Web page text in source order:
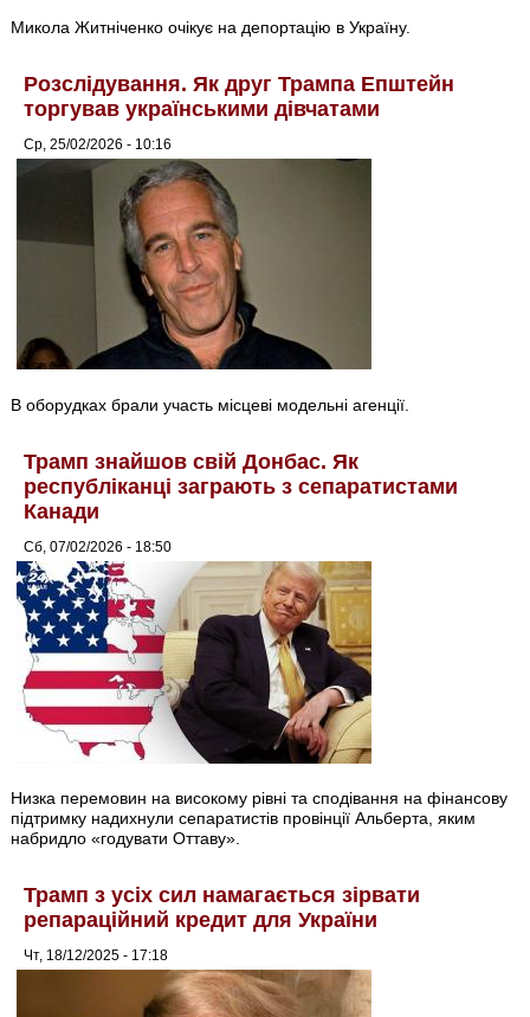
Микола Житніченко очікує на депортацію в Україну.
Розслідування. Як друг Трампа Епштейн
торгував українськими дівчатами
Ср, 25/02/2026 - 10:16
В оборудках брали участь місцеві модельні агенції.
Трамп знайшов свій Донбас. Як
республіканці заграють з сепаратистами
Канади
Сб, 07/02/2026 - 18:50
Низка перемовин на високому рівні та сподівання на фінансову
підтримку надихнули сепаратистів провінції Альберта, яким
набридло «годувати Оттаву».
Трамп з усіх сил намагається зірвати
репараційний кредит для України
Чт, 18/12/2025 - 17:18